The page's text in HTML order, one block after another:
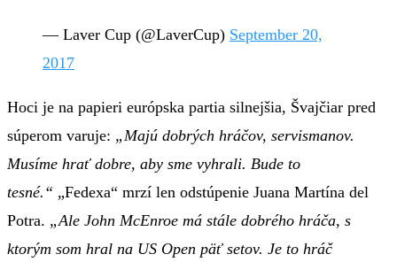
— Laver Cup (@LaverCup) September 20,
2017
Hoci je na papieri európska partia silnejšia, Švajčiar pred
súperom varuje: „Majú dobrých hráčov, servismanov.
Musíme hrať dobre, aby sme vyhrali. Bude to
tesné.“ „Fedexa“ mrzí len odstúpenie Juana Martína del
Potra. „Ale John McEnroe má stále dobrého hráča, s
ktorým som hral na US Open päť setov. Je to hráč